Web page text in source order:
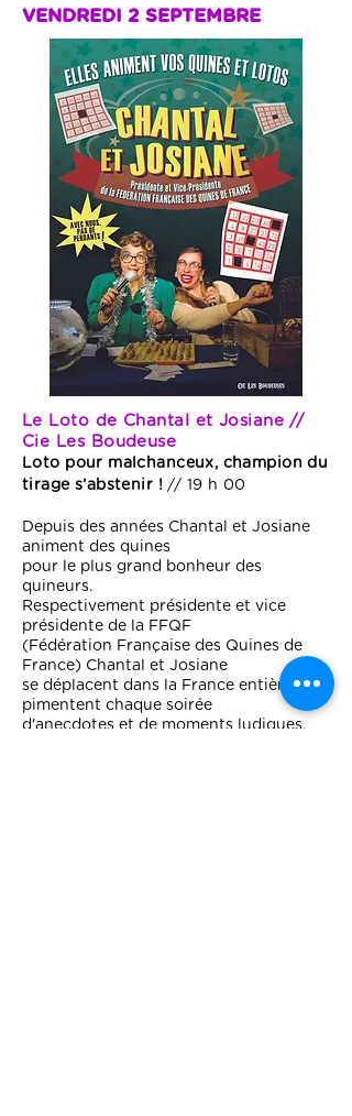
VENDREDI 2 SEPTEMBRE
Le Loto de Chantal et Josiane //
Cie Les Boudeuse
Loto pour malchanceux, champion du
tirage s’abstenir !// 19 h 00
Depuis des années Chantal et Josiane
animent des quines
pour le plus grand bonheur des
quineurs.
Respectivement présidente et vice
présidente de la FFQF
(Fédération Française des Quines de
France) Chantal et Josiane
se déplacent dans la France entière et
pimentent chaque soirée
d'anecdotes et de moments ludiques,